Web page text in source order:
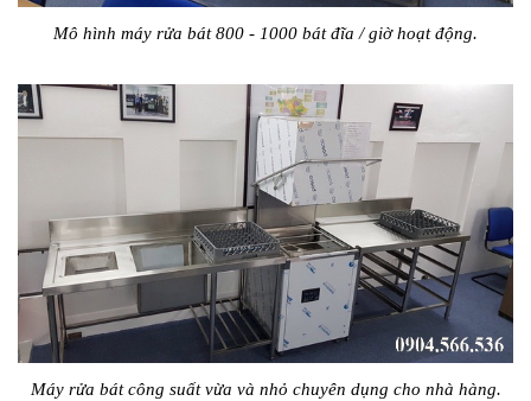
Mô hình máy rửa bát 800 - 1000 bát đĩa / giờ hoạt động.
Máy rửa bát công suất vừa và nhỏ chuyên dụng cho nhà hàng.